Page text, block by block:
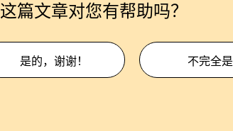
这篇文章对您有帮助吗？
是的，谢谢！ 不完全是